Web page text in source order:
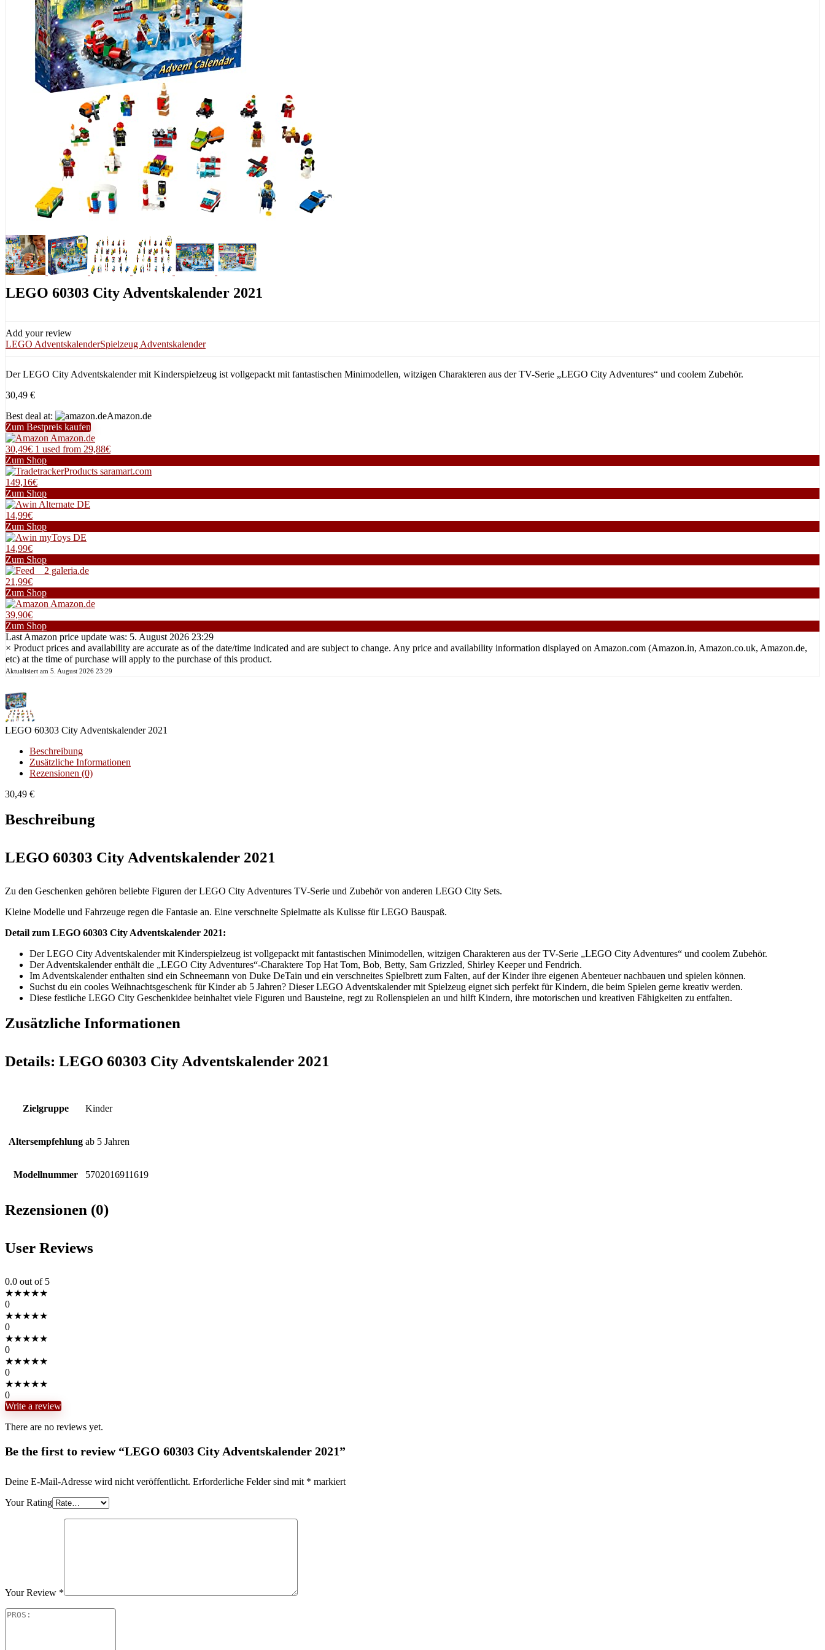
LEGO 60303 City Adventskalender 2021
Add your review
LEGO AdventskalenderSpielzeug Adventskalender
Der LEGO City Adventskalender mit Kinderspielzeug ist vollgepackt mit fantastischen Minimodellen, witzigen Charakteren aus der TV-Serie „LEGO City Adventures“ und coolem Zubehör.
30,49 €
Best deal at:
Amazon.de
Zum Bestpreis kaufen
Amazon.de
30,49€ 1 used from 29,88€
Zum Shop
saramart.com
149,16€
Zum Shop
Alternate DE
14,99€
Zum Shop
myToys DE
14,99€
Zum Shop
galeria.de
21,99€
Zum Shop
Amazon.de
39,90€
Zum Shop
Last Amazon price update was: 5. August 2026 23:29
× Product prices and availability are accurate as of the date/time indicated and are subject to change. Any price and availability information displayed on Amazon.com (Amazon.in, Amazon.co.uk, Amazon.de,
etc) at the time of purchase will apply to the purchase of this product.
Aktualisiert am 5. August 2026 23:29
LEGO 60303 City Adventskalender 2021
Beschreibung
Zusätzliche Informationen
Rezensionen (0)
30,49 €
Beschreibung
LEGO 60303 City Adventskalender 2021
Zu den Geschenken gehören beliebte Figuren der LEGO City Adventures TV-Serie und Zubehör von anderen LEGO City Sets.
Kleine Modelle und Fahrzeuge regen die Fantasie an. Eine verschneite Spielmatte als Kulisse für LEGO Bauspaß.
Detail zum LEGO 60303 City Adventskalender 2021:
Der LEGO City Adventskalender mit Kinderspielzeug ist vollgepackt mit fantastischen Minimodellen, witzigen Charakteren aus der TV-Serie „LEGO City Adventures“ und coolem Zubehör.
Der Adventskalender enthält die „LEGO City Adventures“-Charaktere Top Hat Tom, Bob, Betty, Sam Grizzled, Shirley Keeper und Fendrich.
Im Adventskalender enthalten sind ein Schneemann von Duke DeTain und ein verschneites Spielbrett zum Falten, auf der Kinder ihre eigenen Abenteuer nachbauen und spielen können.
Suchst du ein cooles Weihnachtsgeschenk für Kinder ab 5 Jahren? Dieser LEGO Adventskalender mit Spielzeug eignet sich perfekt für Kindern, die beim Spielen gerne kreativ werden.
Diese festliche LEGO City Geschenkidee beinhaltet viele Figuren und Bausteine, regt zu Rollenspielen an und hilft Kindern, ihre motorischen und kreativen Fähigkeiten zu entfalten.
Zusätzliche Informationen
Details: LEGO 60303 City Adventskalender 2021
Zielgruppe Kinder
Altersempfehlung ab 5 Jahren
Modellnummer 5702016911619
Rezensionen (0)
User Reviews
0.0 out of 5
★★★★★
0
★★★★★
0
★★★★★
0
★★★★★
0
★★★★★
0
Write a review
There are no reviews yet.
Be the first to review “LEGO 60303 City Adventskalender 2021”
Deine E-Mail-Adresse wird nicht veröffentlicht. Erforderliche Felder sind mit * markiert
Your Rating
Your Review *